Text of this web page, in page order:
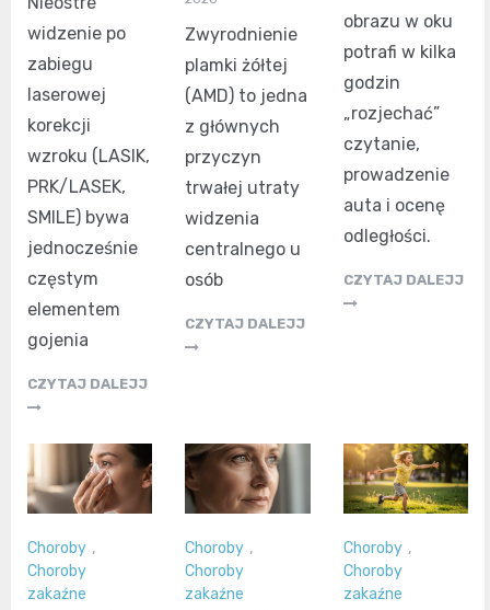
widzenie po
zabiegu
laserowej
korekcji
wzroku (LASIK,
PRK/LASEK,
SMILE) bywa
jednocześnie
częstym
elementem
gojenia
CZYTAJ DALEJJ
Zwyrodnienie
plamki żółtej
(AMD) to jedna
z głównych
przyczyn
trwałej utraty
widzenia
centralnego u
osób
CZYTAJ DALEJJ
obrazu w oku
potrafi w kilka
godzin
„rozjechać”
czytanie,
prowadzenie
auta i ocenę
odległości.
CZYTAJ DALEJJ
Choroby ,
Choroby
zakaźne
Choroby ,
Choroby
zakaźne
Choroby ,
Choroby
zakaźne